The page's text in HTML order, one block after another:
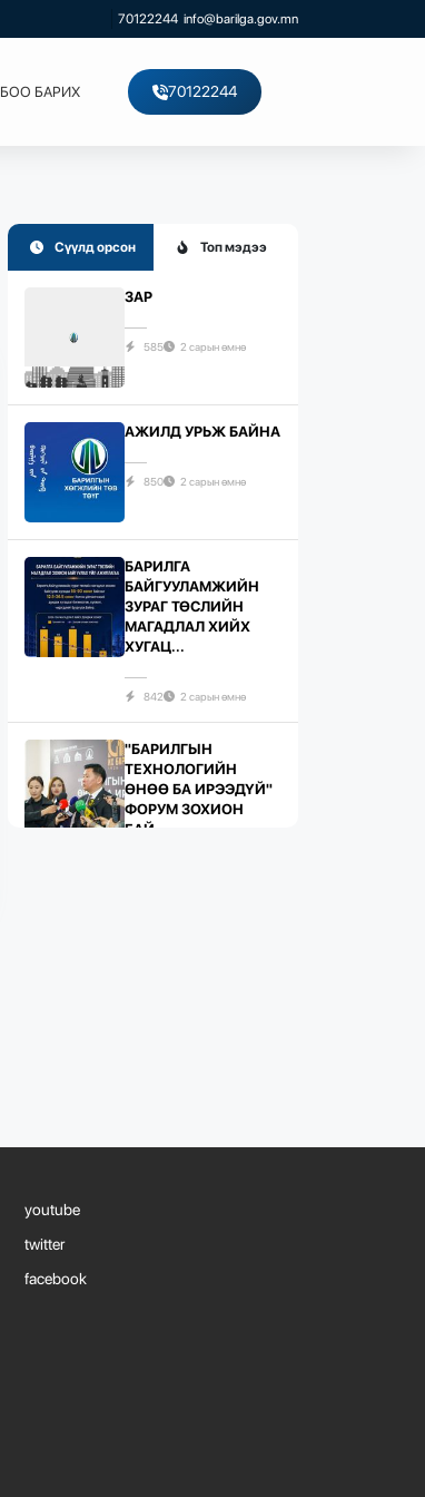
70122244 info@barilga.gov.mn
БАРИХ 70122244
Сүүлд орсон Топ мэдээ
ЗАР
585 2 сарын өмнө
АЖИЛД УРЬЖ БАЙНА
850 2 сарын өмнө
БАРИЛГА
БАЙГУУЛАМЖИЙН
ЗУРАГ ТӨСЛИЙН
МАГАДЛАЛ ХИЙХ
ХУГАЦ...
842 2 сарын өмнө
"БАРИЛГЫН
ТЕХНОЛОГИЙН
ӨНӨӨ БА ИРЭЭДҮЙ"
ФОРУМ ЗОХИОН
БАЙ...
youtube
twitter
facebook